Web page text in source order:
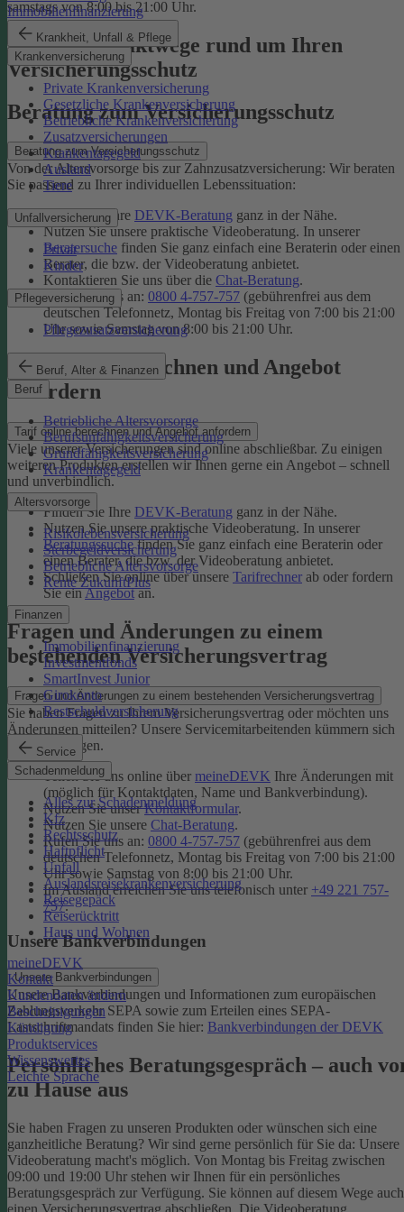
Immobilienfinanzierung
Krankheit, Unfall & Pflege
Krankenversicherung
Private Krankenversicherung
Gesetzliche Krankenversicherung
Betriebliche Krankenversicherung
Zusatzversicherungen
Krankentagegeld
Ausland
Tiere
Unfallversicherung
Privat
Kinder
Pflegeversicherung
Pflegezusatzversicherung
Beruf, Alter & Finanzen
Beruf
Betriebliche Altersvorsorge
Berufsunfähigkeitsversicherung
Grundfähigkeitsversicherung
Krankentagegeld
Altersvorsorge
Risikolebensversicherung
Sterbegeldversicherung
Betriebliche Altersvorsorge
Rente ZukunftPlus
Finanzen
Immobilienfinanzierung
Investmentfonds
SmartInvest Junior
Girokonto
Restschuldversicherung
Service
Schadenmeldung
Alles zur Schadenmeldung
Kfz
Rechtsschutz
Haftpflicht
Unfall
Auslandsreisekrankenversicherung
Reisegepäck
Reiserücktritt
Haus und Wohnen
meineDEVK
Kontakt
Kundendaten ändern
Bescheinigungen
Kündigung
Produktservices
Wissenswertes
Leichte Sprache
samstags von 8:00 bis 21:00 Uhr.
Unsere Kontaktwege rund um Ihren
Versicherungsschutz
Beratung zum Versicherungsschutz
Beratung zum Versicherungsschutz
Von der Altersvorsorge bis zur Zahnzusatzversicherung: Wir beraten
Sie passend zu Ihrer individuellen Lebenssituation:
Finden Sie Ihre DEVK-Beratung ganz in der Nähe.
Nutzen Sie unsere praktische Videoberatung. In unserer
Beratersuche finden Sie ganz einfach eine Beraterin oder einen
Berater, die bzw. der Videoberatung anbietet.
Kontaktieren Sie uns über die Chat-Beratung.
Rufen Sie uns an: 0800 4-757-757 (gebührenfrei aus dem
deutschen Telefonnetz, Montag bis Freitag von 7:00 bis 21:00
Uhr sowie Samstag von 8:00 bis 21:00 Uhr.
Tarif online berechnen und Angebot
anfordern
Tarif online berechnen und Angebot anfordern
Viele unserer Versicherungen sind online abschließbar. Zu einigen
weiteren Produkten erstellen wir Ihnen gerne ein Angebot – schnell
und unverbindlich.
Finden Sie Ihre DEVK-Beratung ganz in der Nähe.
Nutzen Sie unsere praktische Videoberatung. In unserer
Beratungssuchefinden Sie ganz einfach eine Beraterin oder
einen Berater, die bzw. der Videoberatung anbietet.
Schließen Sie online über unsere Tarifrechner ab oder fordern
Sie einAngebotan.
Fragen und Änderungen zu einem
bestehenden Versicherungsvertrag
Fragen und Änderungen zu einem bestehenden Versicherungsvertrag
Sie haben Fragen zu Ihrem Versicherungsvertrag oder möchten uns
Änderungen mitteilen? Unsere Servicemitarbeitenden kümmern sich
um Ihr Anliegen.
Teilen Sie uns online über meineDEVK Ihre Änderungen mit
(möglich für Kontaktdaten, Name und Bankverbindung).
Nutzen Sie unserKontaktformular.
Nutzen Sie unsere Chat-Beratung.
Rufen Sie uns an: 0800 4-757-757 (gebührenfrei aus dem
deutschen Telefonnetz, Montag bis Freitag von 7:00 bis 21:00
Uhr sowie Samstag von 8:00 bis 21:00 Uhr.
Im Ausland erreichen Sie uns telefonisch unter +49 221 757-
757.
Unsere Bankverbindungen
Unsere Bankverbindungen
Unsere Bankverbindungen und Informationen zum europäischen
Zahlungsverkehr SEPA sowie zum Erteilen eines SEPA-
Lastschriftmandats finden Sie hier: Bankverbindungen der DEVK
Persönliches Beratungsgespräch – auch
zu Hause aus
Sie haben Fragen zu unseren Produkten oder wünschen sich eine
ganzheitliche Beratung? Wir sind gerne persönlich für Sie da: Unsere
Videoberatung macht's möglich. Von Montag bis Freitag zwischen
09:00 und 19:00 Uhr stehen wir Ihnen für ein persönliches
Beratungsgespräch zur Verfügung. Sie können auf diesem Wege auch